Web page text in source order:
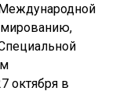
октября в